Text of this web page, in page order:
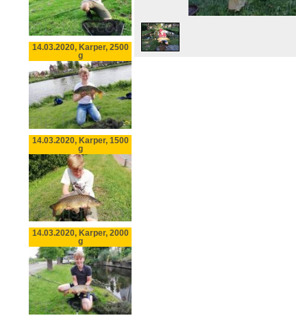
14.03.2020, Karper, 2500
g
14.03.2020, Karper, 1500
g
14.03.2020, Karper, 2000
g